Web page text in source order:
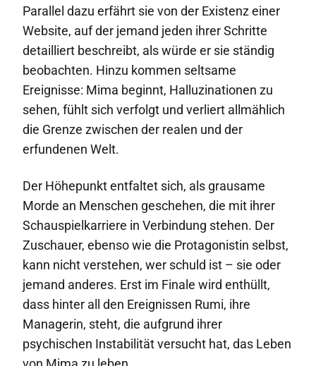
Parallel dazu erfährt sie von der Existenz einer
Website, auf der jemand jeden ihrer Schritte
detailliert beschreibt, als würde er sie ständig
beobachten. Hinzu kommen seltsame
Ereignisse: Mima beginnt, Halluzinationen zu
sehen, fühlt sich verfolgt und verliert allmählich
die Grenze zwischen der realen und der
erfundenen Welt.
Der Höhepunkt entfaltet sich, als grausame
Morde an Menschen geschehen, die mit ihrer
Schauspielkarriere in Verbindung stehen. Der
Zuschauer, ebenso wie die Protagonistin selbst,
kann nicht verstehen, wer schuld ist – sie oder
jemand anderes. Erst im Finale wird enthüllt,
dass hinter all den Ereignissen Rumi, ihre
Managerin, steht, die aufgrund ihrer
psychischen Instabilität versucht hat, das Leben